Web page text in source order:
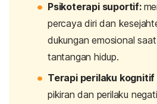
Psikoterapi suportif:
percaya diri dan
dukungan emosional
tantangan hidup.
Terapi perilaku kognitif
pikiran dan perilaku